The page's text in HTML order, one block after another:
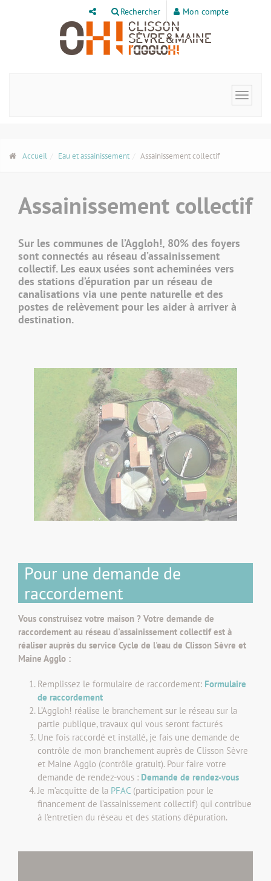
Rechercher Mon compte
Toggle
Accueil Eau et assainissement Assainissement collectif
Assainissement collectif
Sur les communes de l’Aggloh!, 80% des foyers
sont connectés au réseau d’assainissement
collectif. Les eaux usées sont acheminées vers
des stations d’épuration par un réseau de
canalisations via une pente naturelle et des
postes de relèvement pour les aider à arriver à
destination.
Pour une demande de
raccordement
Vous construisez votre maison ? Votre demande de
raccordement au réseau d'assainissement collectif est à
réaliser auprès du service Cycle de l'eau de Clisson Sèvre et
Maine Agglo :
Remplissez le formulaire de raccordement: Formulaire
de raccordement
L’Aggloh! réalise le branchement sur le réseau sur la
partie publique, travaux qui vous seront facturés
Une fois raccordé et installé, je fais une demande de
contrôle de mon branchement auprès de Clisson Sèvre
et Maine Agglo (contrôle gratuit). Pour faire votre
demande de rendez-vous : Demande de rendez-vous
Je m’acquitte de la PFAC (participation pour le
financement de l’assainissement collectif) qui contribue
à l’entretien du réseau et des stations d’épuration.
Panneau de gestion des cookies